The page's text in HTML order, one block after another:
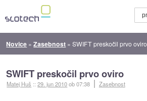
Novice »Zasebnost »SWIFT preskočil prvo oviro
SWIFT preskočil prvo oviro
Matej Huš ::29. jun 2010ob 07:38 Zasebnost